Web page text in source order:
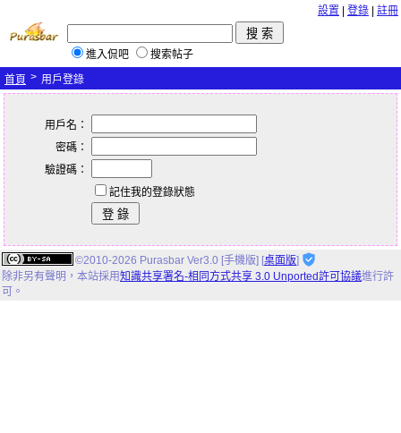
設置 登錄 註冊
進入侃吧
搜索帖子
首頁 > 用戶登錄
用戶名：
密碼：
驗證碼：
記住我的登錄狀態
©2010-2026 Purasbar Ver3.0 [手機版] [桌面版]
除非另有聲明， 本站採用知識共享署名-相同方式共享 3.0 Unported許可協議進行許
可。